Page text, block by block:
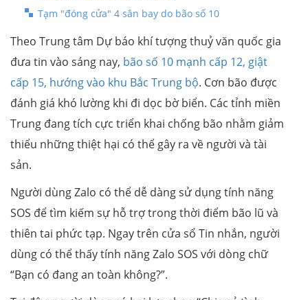
Tạm "đóng cửa" 4 sân bay do bão số 10
Theo Trung tâm Dự báo khí tượng thuỷ văn quốc gia
đưa tin vào sáng nay, bão số 10 mạnh cấp 12, giật
cấp 15, hướng vào khu Bắc Trung bộ. Cơn bão được
đánh giá khó lường khi đi dọc bờ biển. Các tỉnh miền
Trung đang tích cực triển khai chống bão nhằm giảm
thiểu những thiệt hại có thể gây ra về người và tài
sản.
Người dùng Zalo có thể dễ dàng sử dụng tính năng
SOS để tìm kiếm sự hỗ trợ trong thời điểm bão lũ và
thiên tai phức tạp. Ngay trên cửa sổ Tin nhắn , người
dùng có thể thấy tính năng Zalo SOS với dòng chữ
“Bạn có đang an toàn không?”.